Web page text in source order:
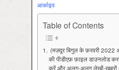
आर्काइव
Table of Contents
(मज़दूर बिगुल के फ़रवरी
की पीडीएफ़ फ़ाइल डाउनलोड
करें और अलग-अलग लेखों-ख़बरों